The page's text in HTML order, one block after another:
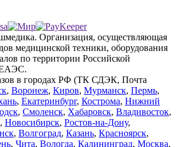
Организация, осуществляющая
медицинской техники, оборудования
по территории Российской
ЕАЭС.
в городах РФ (ТК СДЭК, Почта
, Воронеж, Киров, Мурманск, Пермь,
, Екатеринбург, Кострома, Нижний
, Смоленск, Хабаровск, Владивосток,
, Новосибирск, Ростов-на-Дону,
, Волгоград, Казань, Красноярск,
, Чита, Вологда, Калининград, Москва,